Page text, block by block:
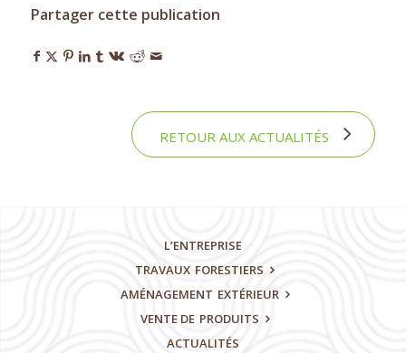
Partager cette publication
RETOUR AUX ACTUALITÉS
L’ENTREPRISE
TRAVAUX FORESTIERS
AMÉNAGEMENT EXTÉRIEUR
VENTE DE PRODUITS
ACTUALITÉS